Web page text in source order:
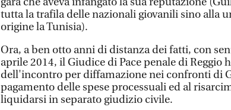
tutta la trafila delle nazionali giovanili sino alla
origine la Tunisia).
Ora, a ben otto anni di distanza dei fatti, con
aprile 2014, il Giudice di Pace penale di Reggio
dell'incontro per diffamazione nei confronti di
pagamento delle spese processuali ed al
liquidarsi in separato giudizio civile.